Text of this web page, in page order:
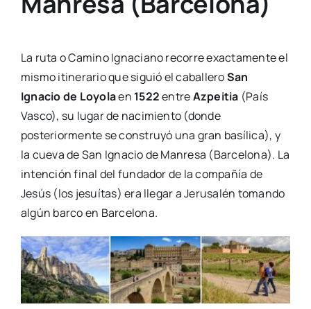
La ruta o Camino Ignaciano recorre exactamente el
mismo itinerario que siguió el caballeroSan
Ignacio de Loyolaen 1522entreAzpeitia (País
Vasco), su lugar de nacimiento (donde
posteriormente se construyó una gran basílica), y
la cueva de San Ignacio de Manresa (Barcelona). La
intención final del fundador de la compañía de
Jesús (los jesuítas) era llegar a Jerusalén tomando
algún barco en Barcelona.